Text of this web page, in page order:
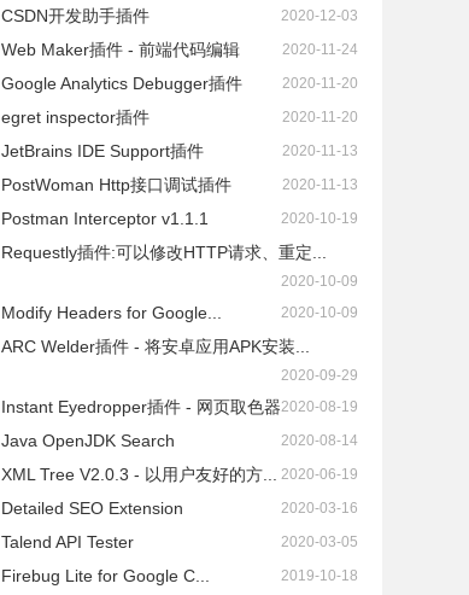
CSDN开发助手插件 2020-12-03
Web Maker插件 - 前端代码编辑 2020-11-24
Google Analytics Debugger插件 2020-11-20
egret inspector插件 2020-11-20
JetBrains IDE Support插件 2020-11-13
PostWoman Http接口调试插件 2020-11-13
Postman Interceptor v1.1.1 2020-10-19
Requestly插件:可以修改HTTP请求、重定...
2020-10-09
Modify Headers for Google... 2020-10-09
ARC Welder插件 - 将安卓应用APK安装...
2020-09-29
Instant Eyedropper插件 - 网页取色器2020-08-19
Java OpenJDK Search 2020-08-14
XML Tree V2.0.3 - 以用户友好的方... 2020-06-19
Detailed SEO Extension 2020-03-16
Talend API Tester 2020-03-05
Firebug Lite for Google C... 2019-10-18